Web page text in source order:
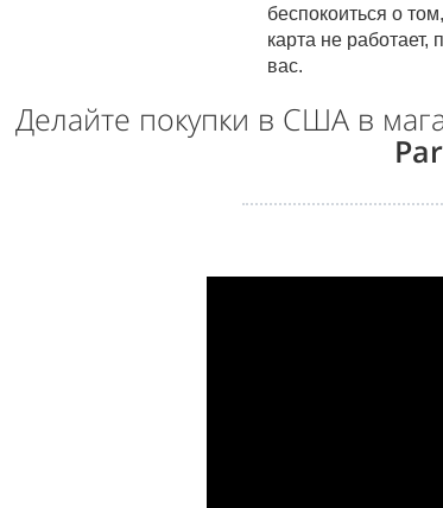
беспокоиться о
карта не
вас.
Делайте покупки в США в